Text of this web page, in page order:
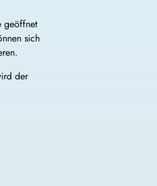
geöffnet
sich
der